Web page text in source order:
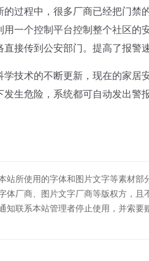
的过程中，很多厂商已经把门禁
用一个控制平台控制整个社区的
直接传到公安部门。提高了报警
术的不断更新，现在的家居
生危险，系统都可自动发出警
站所使用的字体和图片文字等素材
体厂商、图片文字厂商等版权方，
知联系本站管理者停止使用，并索